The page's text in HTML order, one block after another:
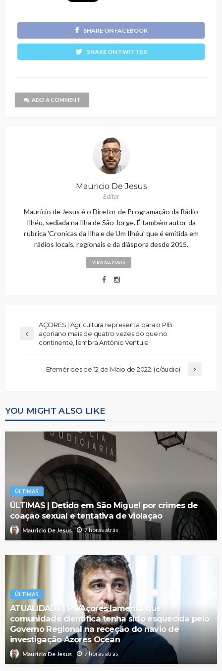
SHARE ON FACEBOOK
SHARE ON TWITTER
ADD A COMMENT
Mauricio De Jesus
Editor
Maurício de Jesus é o Diretor de Programação da Rádio
Ilhéu, sediada na Ilha de São Jorge. É também autor da
rubrica 'Cronicas da Ilha e de Um Ilhéu' que é emitida em
rádios locais, regionais e da diáspora desde 2015.
VIEW ALL POSTS
AÇORES | Agricultura representa para o PIB
açoriano mais de quatro vezes do que no
continente, lembra António Ventura
Efemérides de 12 de Maio de 2022. (c/áudio)
YOU MIGHT ALSO LIKE
ÚLTIMAS
ÚLTIMAS | Detido em São Miguel por crimes de
coação sexual e tentativa de violação
Mauricio De Jesus 7 horas atrás
ÚLTIMAS
ATUALIDADE | PS/Açores lamenta que
comunidade científica tenha sido esquecida pelo
Governo Regional na receção do navio de
investigação Azores Ocean
Mauricio De Jesus 7 horas atrás